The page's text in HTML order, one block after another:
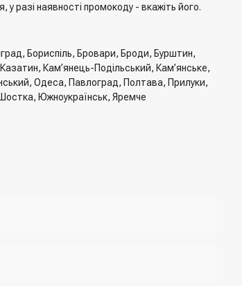
разі наявності промокоду - вкажіть його.
Бориспіль, Бровари, Броди, Бурштин,
Кам’янець-Подільський, Кам’янське,
Одеса, Павлоград, Полтава, Прилуки,
Южноукраїнськ, Яремче